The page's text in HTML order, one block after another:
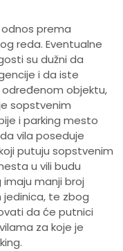
prema
reda. Eventualne
su dužni da
i da iste
objektu,
sopstvenim
i parking mesto
vila poseduje
putuju sopstvenim
u vili budu
manji broj
te zbog
da će putnici
za koje je